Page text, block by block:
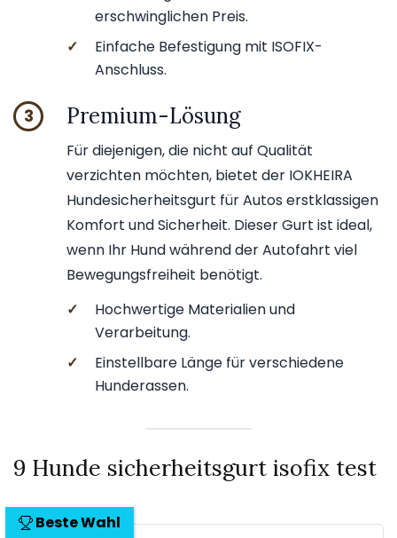
erschwinglichen Preis.
✓
Einfache Befestigung mit ISOFIX-
Anschluss.
3 Premium-Lösung
Für diejenigen, die nicht auf Qualität
verzichten möchten, bietet der IOKHEIRA
Hundesicherheitsgurt für Autos erstklassigen
Komfort und Sicherheit. Dieser Gurt ist ideal,
wenn Ihr Hund während der Autofahrt viel
Bewegungsfreiheit benötigt.
✓
Hochwertige Materialien und
Verarbeitung.
✓
Einstellbare Länge für verschiedene
Hunderassen.
9 Hunde sicherheitsgurt isofix test
Beste Wahl